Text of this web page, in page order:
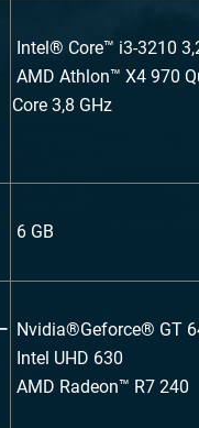
Intel® Core™ i3-3210
AMD Athlon™ X4 970
Core 3,8 GHz
6 GB
Nvidia®Geforce® GT
Intel UHD 630
AMD Radeon™ R7 240